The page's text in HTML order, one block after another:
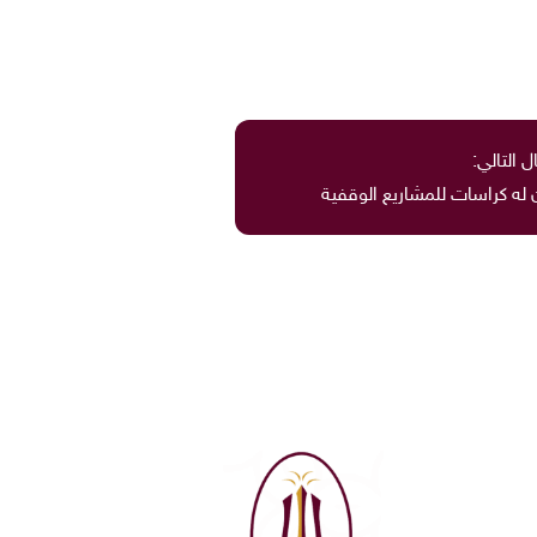
التالي:
كراسات للمشاريع الوقفية